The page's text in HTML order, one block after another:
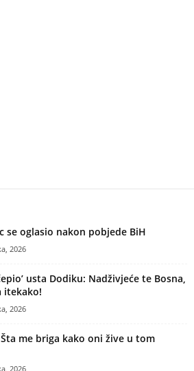
se oglasio nakon pobjede BiH
2026
usta Dodiku: Nadživjeće te Bosna,
itekako!
2026
me briga kako oni žive u tom
2026